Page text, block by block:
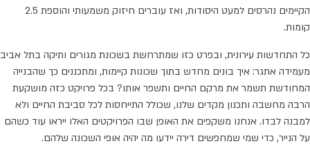
הקיימים נהרסים למעט היסודות, ואז עוברים חיזוק משמעותי והוספת 2.5
קומות.
כל התחדשות עירונית, ובפרט כזו שמתרחשת בשכונת מגורים ותיקה בתל אביב
מעמידה אתגר: איך בונים מחדש בתוך שכונות קיימות, ומתכננים כך שהבנייה
המחודשת תשמר את מרקם החיים ותשפר אותו? בכל פרויקט כזה מושקעת
הרבה מחשבה ותכנון מקדים שלנו, שכולל התייחסות לכל סביבת החיים ולא
למבנה לבדו. אנחנו משקפים את האופן שבו הפרויקטים האלו ייראו עוד כשהם
על הנייר, כדי שמי שמחפשים דירה יידעו מה יהיה אופי השכונה שלהם.